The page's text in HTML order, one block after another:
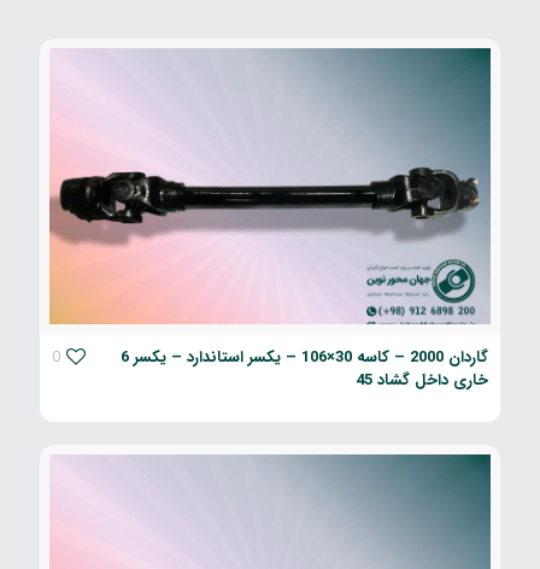
گاردان 2000 – کاسه 30×106 – یکسر استاندارد – یکسر 6
خاری داخل گشاد 45
0